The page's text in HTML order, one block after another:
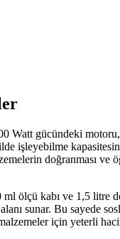
Watt gücündeki
işleyebilme
doğranması ve
ml ölçü kabı ve 1,5 litre
sunar. Bu sayede
için yeterli